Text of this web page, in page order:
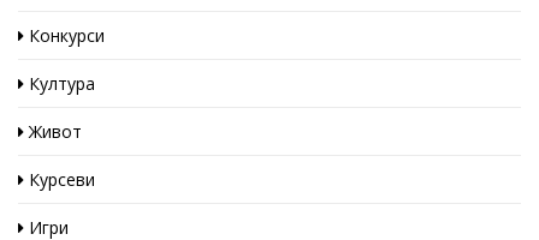
Конкурси
Култура
Живот
Курсеви
Игри